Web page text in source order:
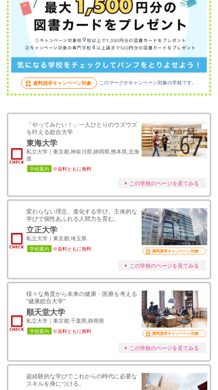
資料請求キャンペーン対象 このマークがキャンペーン対象の学校です。
「やってみたい！」一人ひとりのウズウズ
を叶える総合大学
東海大学
私立大学｜東京都,神奈川県,静岡県,熊本県,北海
道
学校案内 ※送料ともに無料
この学校のページを見てみる
変わらない理念、進化する学び。主体的な
学びで個性あふれる人間力を育む。
立正大学
私立大学｜東京都,埼玉県
学校案内 ※送料ともに無料 資料請求キャンペーン対象
この学校のページを見てみる
様々な角度から未来の健康・医療を考える
“健康総合大学”
順天堂大学
私立大学｜東京都,千葉県,静岡県
学校案内 ※送料ともに無料 資料請求キャンペーン対象
この学校のページを見てみる
超経験的な学びでこれからの時代に必要な
スキルを身につける。